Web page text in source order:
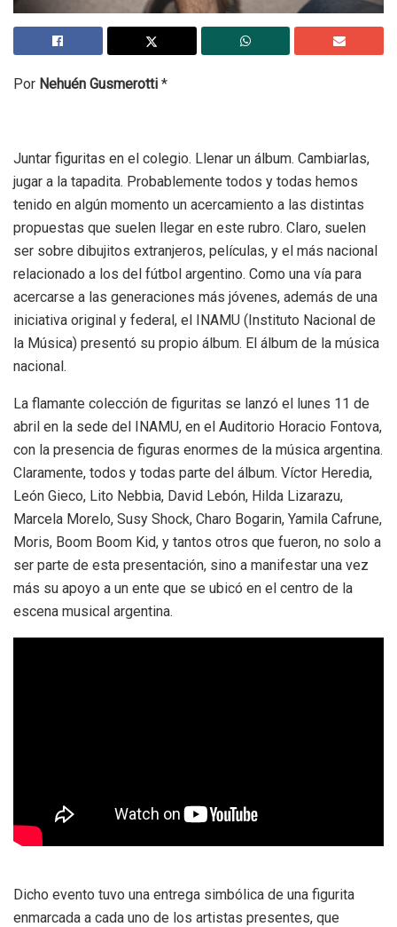
Por Nehuén Gusmerotti *
Juntar figuritas en el colegio. Llenar un álbum. Cambiarlas,
jugar a la tapadita. Probablemente todos y todas hemos
tenido en algún momento un acercamiento a las distintas
propuestas que suelen llegar en este rubro. Claro, suelen
ser sobre dibujitos extranjeros, películas, y el más nacional
relacionado a los del fútbol argentino. Como una vía para
acercarse a las generaciones más jóvenes, además de una
iniciativa original y federal, el INAMU (Instituto Nacional de
la Música) presentó su propio álbum. El álbum de la música
nacional.
La flamante colección de figuritas se lanzó el lunes 11 de
abril en la sede del INAMU, en el Auditorio Horacio Fontova,
con la presencia de figuras enormes de la música argentina.
Claramente, todos y todas parte del álbum. Víctor Heredia,
León Gieco, Lito Nebbia, David Lebón, Hilda Lizarazu,
Marcela Morelo, Susy Shock, Charo Bogarin, Yamila Cafrune,
Moris, Boom Boom Kid, y tantos otros que fueron, no solo a
ser parte de esta presentación, sino a manifestar una vez
más su apoyo a un ente que se ubicó en el centro de la
escena musical argentina.
Dicho evento tuvo una entrega simbólica de una figurita
enmarcada a cada uno de los artistas presentes, que